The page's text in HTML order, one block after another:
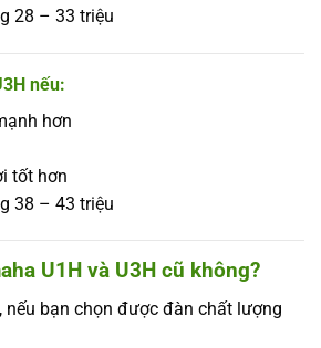
28 – 33 triệu
nếu:
hơn
tốt hơn
38 – 43 triệu
U1H và U3H cũ không?
, nếu bạn chọn được đàn chất lượng